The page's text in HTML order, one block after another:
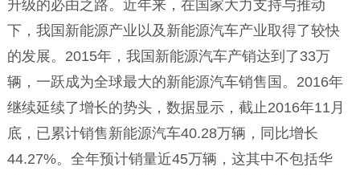
升级的必由之路。近年来，在国家大力支持与推动
下，我国新能源产业以及新能源汽车产业取得了较快
的发展。2015年，我国新能源汽车产销达到了33万
辆，一跃成为全球最大的新能源汽车销售国。2016年
继续延续了增长的势头，数据显示，截止2016年11月
底，已累计销售新能源汽车40.28万辆，同比增长
44.27%。全年预计销量近45万辆，这其中不包括华